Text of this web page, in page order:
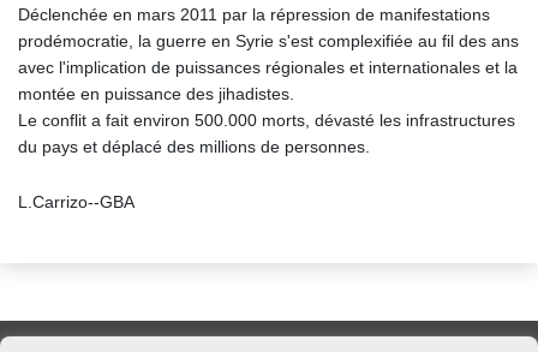
Déclenchée en mars 2011 par la répression de manifestations
prodémocratie, la guerre en Syrie s'est complexifiée au fil des ans
avec l'implication de puissances régionales et internationales et la
montée en puissance des jihadistes.
Le conflit a fait environ 500.000 morts, dévasté les infrastructures
du pays et déplacé des millions de personnes.
L.Carrizo--GBA